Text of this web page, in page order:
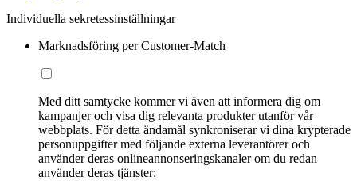
Individuella sekretessinställningar
Marknadsföring per Customer-Match
Med ditt samtycke kommer vi även att informera dig om
kampanjer och visa dig relevanta produkter utanför vår
webbplats. För detta ändamål synkroniserar vi dina krypterade
personuppgifter med följande externa leverantörer och
använder deras onlineannonseringskanaler om du redan
använder deras tjänster: